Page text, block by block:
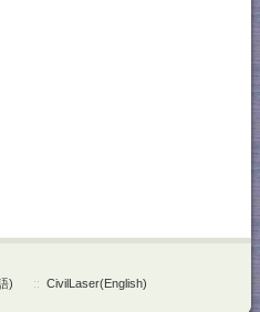
) :: CivilLaser(English)